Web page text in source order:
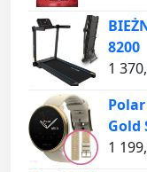
8200
1
Gold
1